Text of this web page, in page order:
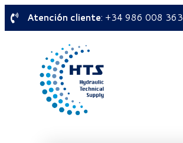
Atención cliente: +34 986 008 363